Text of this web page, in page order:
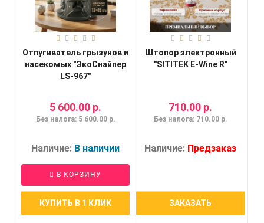
Отпугиватель грызунов и
насекомых "ЭкоСнайпер
LS-967"
5 600.00 р.
Без налога: 5 600.00 р.
Наличие: В наличии
В КОРЗИНУ
КУПИТЬ В 1 КЛИК
Штопор электронный
"SITITEK E-Wine R"
710.00 р.
Без налога: 710.00 р.
Наличие: Предзаказ
ЗАКАЗАТЬ